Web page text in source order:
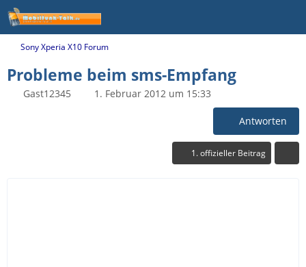
Sony Xperia X10 Forum
Probleme beim sms-Empfang
Gast12345 1. Februar 2012 um 15:33
Antworten
1. offizieller Beitrag